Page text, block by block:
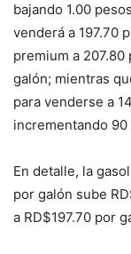
bajando 1.00
venderá a 197.70
premium a
galón; mientras
para venderse a
incrementando 90
En detalle, la
por galón sube
a RD$197.70 por